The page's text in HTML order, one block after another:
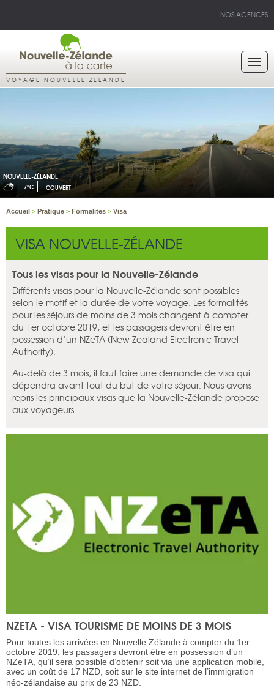
NOS AGENCES
VOYAGE NOUVELLE ZELANDE
NOUVELLE-ZÉLANDE
7°C COUVERT
Accueil > Pratique > Formalites > Visa
VISA NOUVELLE-ZÉLANDE
Tous les visas pour la Nouvelle-Zélande
Différents visas pour la Nouvelle-Zélande sont possibles
selon le motif et la durée de votre voyage. Les formalités
pour les séjours de moins de 3 mois changent à compter
du 1er octobre 2019, et les passagers devront être en
possession d’un NZeTA (New Zealand Electronic Travel
Authority).
Au-delà de 3 mois, il faut faire une demande de visa qui
dépendra avant tout du but de votre séjour. Nous avons
repris les principaux visas que la Nouvelle-Zélande propose
aux voyageurs.
NZETA - VISA TOURISME DE MOINS DE 3 MOIS
Pour toutes les arrivées en Nouvelle Zélande à compter du 1er
octobre 2019, les passagers devront être en possession d’un
NZeTA, qu’il sera possible d’obtenir soit via une application mobile,
avec un coût de 17 NZD, soit sur le site internet de l’immigration
néo-zélandaise au prix de 23 NZD.